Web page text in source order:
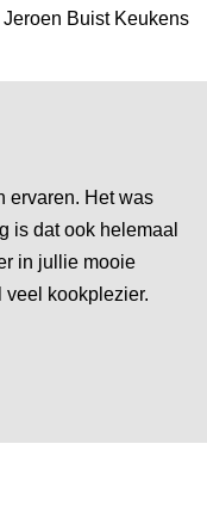
Buist Keukens
ervaren. Het was
is dat ook helemaal
in jullie mooie
veel kookplezier.